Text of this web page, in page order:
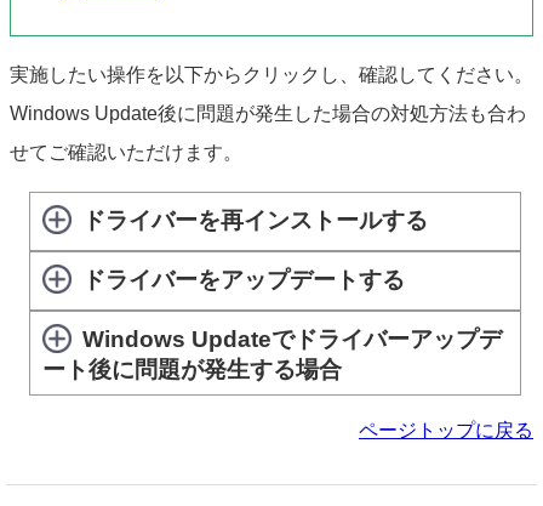
実施したい操作を以下からクリックし、確認してください。
Windows Update後に問題が発生した場合の対処方法も合わ
せてご確認いただけます。
ドライバーを再インストールする
ドライバーをアップデートする
Windows Updateでドライバーアップデ
ート後に問題が発生する場合
ページトップに戻る